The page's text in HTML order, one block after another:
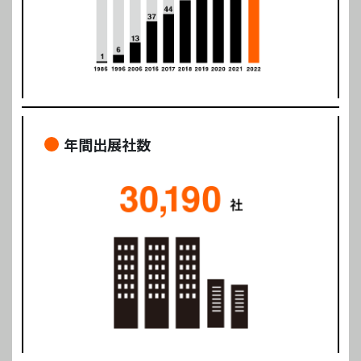
年間出展社数